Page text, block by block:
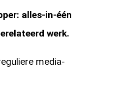
alles-in-één
werk.
media-